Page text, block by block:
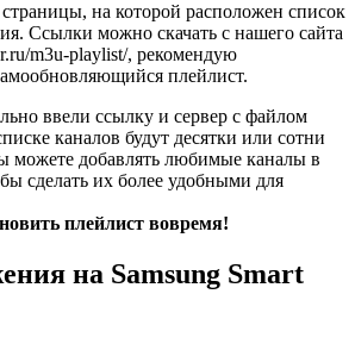
на которой расположен список
Ссылки можно скачать с нашего сайта
m3u-playlist/, рекомендую
плейлист.
ввели ссылку и сервер с файлом
каналов будут десятки или сотни
можете добавлять любимые каналы в
сделать их более удобными для
плейлист вовремя!
на Samsung Smart